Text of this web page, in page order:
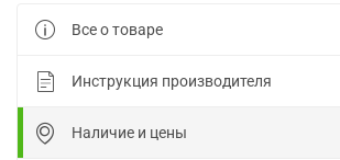
Все о товаре
Инструкция производителя
Наличие и цены